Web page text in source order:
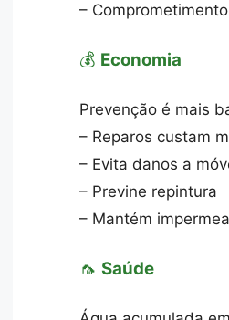
–
💰 Economia
Prevenção é mais
– Reparos custam
– Evita danos a
– Previne repintura
– Mantém
🦟 Saúde